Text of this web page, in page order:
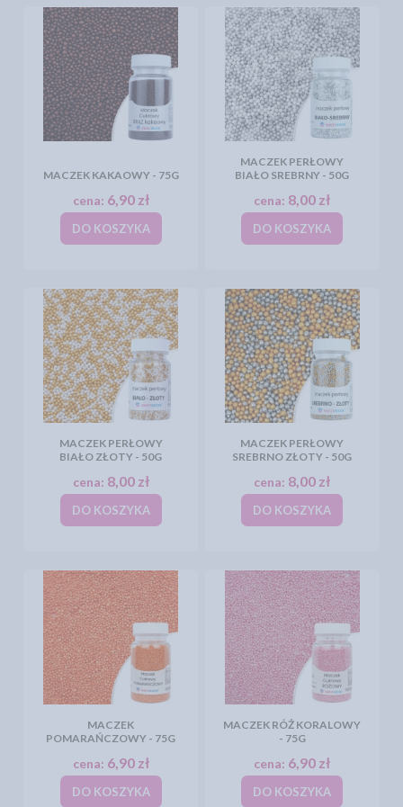
MACZEK KAKAOWY - 75G
cena: 6,90 zł
DO KOSZYKA
MACZEK PERŁOWY
BIAŁO SREBRNY - 50G
cena: 8,00 zł
DO KOSZYKA
MACZEK PERŁOWY
BIAŁO ZŁOTY - 50G
cena: 8,00 zł
DO KOSZYKA
MACZEK PERŁOWY
SREBRNO ZŁOTY - 50G
cena: 8,00 zł
DO KOSZYKA
MACZEK
POMARAŃCZOWY - 75G
cena: 6,90 zł
DO KOSZYKA
MACZEK RÓŻ KORALOWY
- 75G
cena: 6,90 zł
DO KOSZYKA